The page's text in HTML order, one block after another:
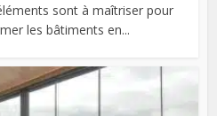
sont à maîtriser pour
les bâtiments en...